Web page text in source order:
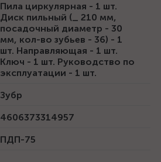
Пила циркулярная - 1 шт.
Диск пильный (_ 210 мм,
посадочный диаметр - 30
мм, кол-во зубьев - 36) - 1
шт. Направляющая - 1 шт.
Ключ - 1 шт. Руководство по
эксплуатации - 1 шт.
Зубр
4606373314957
ПДП-75